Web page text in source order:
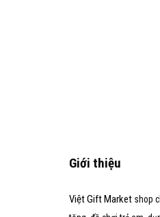
Giới thiệu
Việt Gift Marketshop